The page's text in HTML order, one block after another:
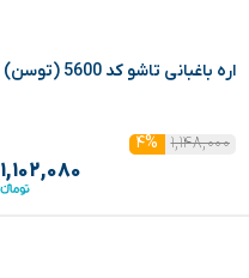
اره باغبانی تاشو کد 5600 (توسن)
۱,۱۴۸,۰۰۰ ۴%
۱,۱۰۲,۰۸۰